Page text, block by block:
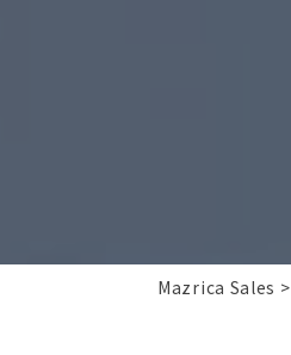
Mazrica Sales